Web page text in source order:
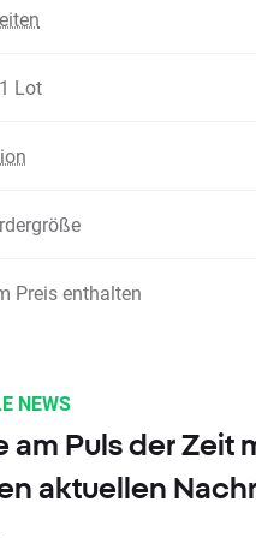
Lot
Preis enthalten
NEWS
am Puls der Zeit
aktuellen